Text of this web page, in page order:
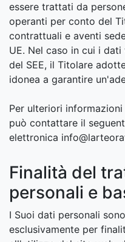
essere trattati da
operanti per conto del
contrattuali e aventi
UE. Nel caso in cui i
del SEE, il Titolare
idonea a garantire
Per ulteriori
può contattare il
elettronica
Finalità del
personali e
I Suoi dati personali
esclusivamente per